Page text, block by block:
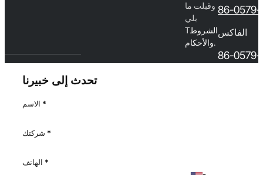
وقبلت ما
يلي
Tالشروط
والأحكام.
86-
الفاكس
86-0579-
تحدث إلى خبيرنا
الاسم *
شركتك *
الهاتف *